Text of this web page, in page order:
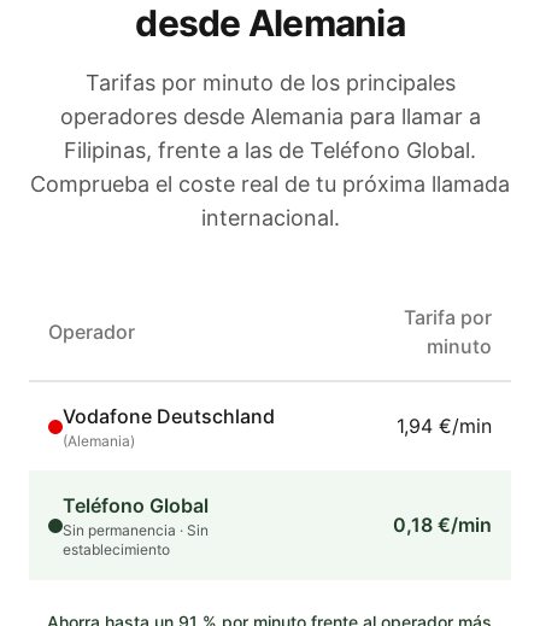
desde Alemania
Tarifas por minuto de los principales
operadores desde Alemania para llamar a
Filipinas, frente a las de Teléfono Global.
Comprueba el coste real de tu próxima llamada
internacional.
Operador
Tarifa por
minuto
Vodafone Deutschland
(Alemania)
1,94 €/min
Teléfono Global
Sin permanencia · Sin
establecimiento
0,18 €/min
Ahorra hasta un 91 % por minuto frente al operador más